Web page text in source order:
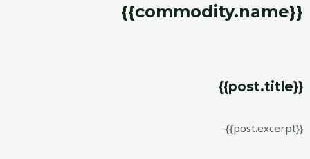
{{commodity.name}}
{{post.title}}
{{post.excerpt}}